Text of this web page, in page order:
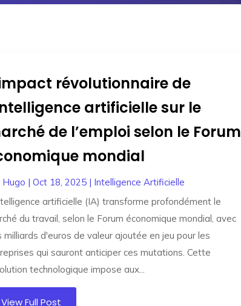
révolutionnaire de
artificielle sur le
de l’emploi selon le Forum
mondial
Hugo | Oct 18, 2025 | Intelligence Artificielle
artificielle (IA) transforme profondément le
du travail, selon le Forum économique mondial, avec
milliards d'euros de valeur ajoutée en jeu pour les
qui sauront anticiper ces mutations. Cette
technologique impose aux...
View Full Post